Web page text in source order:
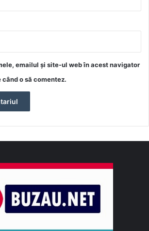
emailul și site-ul web în acest navigator
o să comentez.